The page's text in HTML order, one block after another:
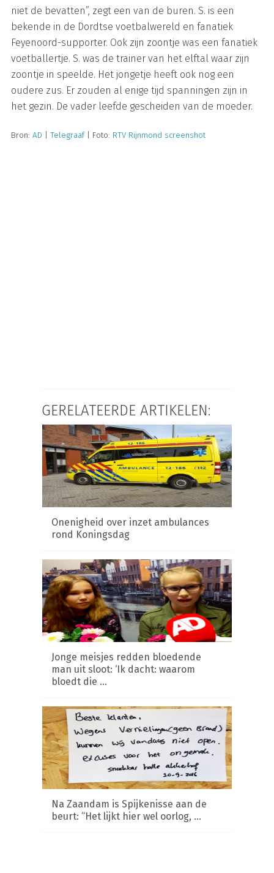
niet de bevatten”, zegt een van de buren. S. is een
bekende in de Dordtse voetbalwereld en fanatiek
Feyenoord-supporter. Ook zijn zoontje was een fanatiek
voetballertje. S. was de trainer van het elftal waar zijn
zoontje in speelde. Het jongetje heeft ook nog een
oudere zus. Er zouden al enige tijd spanningen zijn in
het gezin. De vader leefde gescheiden van de moeder.
Bron: AD Telegraaf | Foto: RTV Rijnmond screenshot
GERELATEERDE ARTIKELEN:
Onenigheid over inzet ambulances
rond Koningsdag
Jonge meisjes redden bloedende
man uit sloot: ‘Ik dacht: waarom
bloedt die …
Na Zaandam is Spijkenisse aan de
beurt: “Het lijkt hier wel oorlog, …